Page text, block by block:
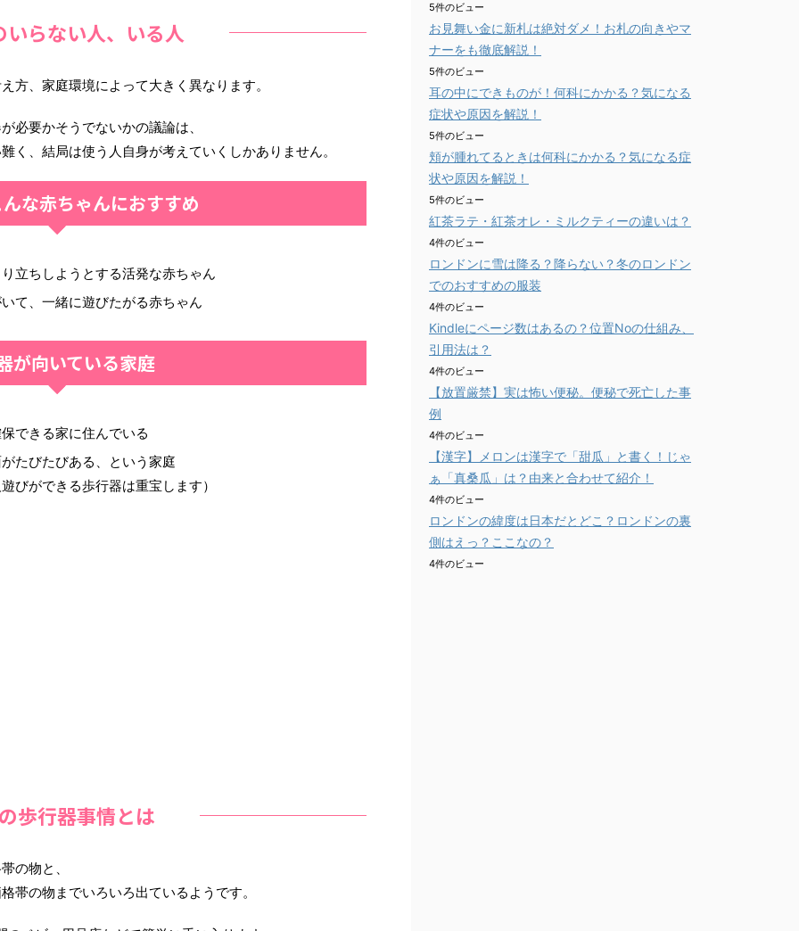
いらない人、いる人
方、家庭環境によって大きく異なります。
必要かそうでないかの議論は、
く、結局は使う人自身が考えていくしかありません。
な赤ちゃんにおすすめ
立ちしようとする活発な赤ちゃん
て、一緒に遊びたがる赤ちゃん
が向いている家庭
できる家に住んでいる
たびたびある、という家庭
びができる歩行器は重宝します）
歩行器事情とは
の物と、
帯の物までいろいろ出ているようです。
5件のビュー
お見舞い金に新札は絶対ダメ！お札の向きやマ
ナーをも徹底解説！
5件のビュー
耳の中にできものが！何科にかかる？気になる
症状や原因を解説！
5件のビュー
頬が腫れてるときは何科にかかる？気になる症
状や原因を解説！
5件のビュー
紅茶ラテ・紅茶オレ・ミルクティーの違いは？
4件のビュー
ロンドンに雪は降る？降らない？冬のロンドン
でのおすすめの服装
4件のビュー
Kindleにページ数はあるの？位置Noの仕組み、
引用法は？
4件のビュー
【放置厳禁】実は怖い便秘。便秘で死亡した事
例
4件のビュー
【漢字】メロンは漢字で「甜瓜」と書く！じゃ
ぁ「真桑瓜」は？由来と合わせて紹介！
4件のビュー
ロンドンの緯度は日本だとどこ？ロンドンの裏
側はえっ？ここなの？
4件のビュー